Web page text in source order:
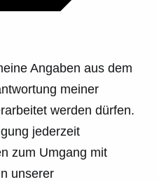
Angaben aus dem
meiner
werden dürfen.
jederzeit
zum Umgang mit
unserer